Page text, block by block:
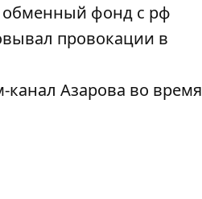
обменный фонд с рф
провокации в
канал Азарова во время